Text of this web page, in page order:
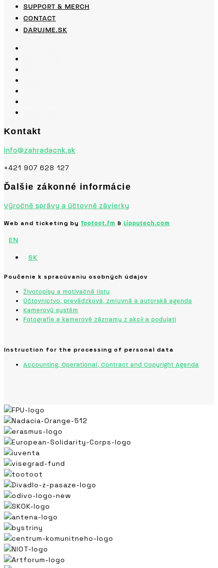
SUPPORT & MERCH
CONTACT
DARUJME.SK
Kontakt
info@zahradacnk.sk
+421 907 628 127
Ďalšie zákonné informácie
Výročné správy a účtovné závierky
Web and ticketing by Tootoot.fm & Lipputech.com
EN
SK
Poučenie k spracúvaniu osobných údajov
Životopisy a motivačné listy
Účtovníctvo, prevádzková, zmluvná a autorská agenda
Kamerový systém
Fotografie a kamerové záznamy z akcií a podujatí
Instruction for the processing of personal data
Accounting, Operational, Contract and Copyright Agenda